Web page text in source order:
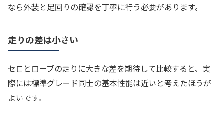
なら外装と足回りの確認を丁寧に行う必要があります。
走りの差は小さい
セロとローブの走りに大きな差を期待して比較すると、実
際には標準グレード同士の基本性能は近いと考えたほうが
よいです。